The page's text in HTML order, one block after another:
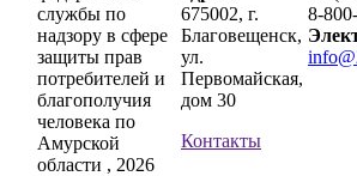
службы по
надзору в сфере
защиты прав
потребителей и
благополучия
человека по
Амурской
области , 2026
675002, г.
Благовещенск,
ул.
Первомайская,
дом 30
Контакты
8-